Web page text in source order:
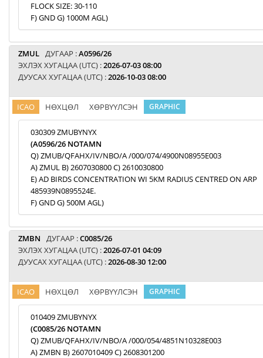
FLOCK SIZE: 30-110
F) GND G) 1000M AGL)
ZMUL ДУГААР :A0596/26
ЭХЛЭХ ХУГАЦАА (UTC) :2026-07-03 08:00
ДУУСАХ ХУГАЦАА (UTC) :2026-10-03 08:00
ICAO НӨХЦӨЛ ХӨРВҮҮЛСЭН GRAPHIC
030309 ZMUBYNYX
(A0596/26 NOTAMN
Q) ZMUB/QFAHX/IV/NBO/A /000/074/4900N08955E003
A) ZMUL B) 2607030800 C) 2610030800
E) AD BIRDS CONCENTRATION WI 5KM RADIUS CENTRED ON ARP
485939N0895524E.
F) GND G) 500M AGL)
ZMBN ДУГААР :C0085/26
ЭХЛЭХ ХУГАЦАА (UTC) :2026-07-01 04:09
ДУУСАХ ХУГАЦАА (UTC) :2026-08-30 12:00
ICAO НӨХЦӨЛ ХӨРВҮҮЛСЭН GRAPHIC
010409 ZMUBYNYX
(C0085/26 NOTAMN
Q) ZMUB/QFAHX/IV/NBO/A /000/054/4851N10328E003
A) ZMBN B) 2607010409 C) 2608301200